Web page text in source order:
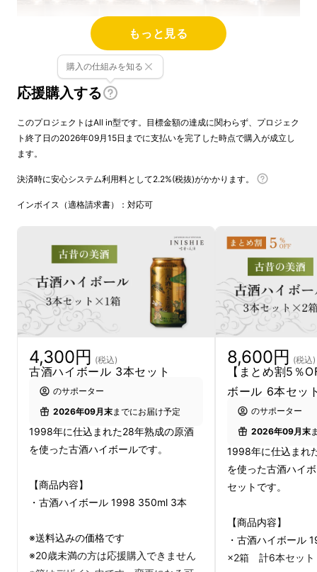
ワインに、ヴィンテージがあるように。
ウイスキーに、何十年ものがあるように。
日本酒にも、
があること を、あなたはご存じでしょうか。
その名は、古酒（こしゅ）。
鎌倉から江戸の時代まで、最も高貴な酒として
愛されながら、いつしか日本人の記憶から静か
に消えていったお酒です。
しかしいま、世界はこの酒を「KOSHU」と呼
酒」として、あらためて注目し始めています。
日本人が知らない、ニッポンの琥珀。
その扉を、28年熟成のハイボール
で開けてみ
ませんか 。
世界には、時間が価値を生むお酒があります。
もっと見る
応援購入する
購入の仕組みを知る
このプロジェクトはAll in型です。目標金額の達成に関わらず、プロジェク
ト終了日の2026年09月15日までに支払いを完了した時点で購入が成立し
ます。
決済時に安心システム利用料として2.2%(税抜)がかかります。
インボイス（適格請求書）：対応可
4,300円 (税込)
古酒ハイボール 3本セット
のサポーター
2026年09月末までにお届け予定
1998年に仕込まれた28年熟成の原酒
を使った古酒ハイボールです。
【商品内容】
・古酒ハイボール 1998 350ml 3本
※送料込みの価格です
※20歳未満の方は応援購入できません
8,600円 (税込)
【まとめ割5％
ボール 6本セッ
のサポーター
2026年09月末
1998年に仕込まれ
を使った古酒ハイ
セットです。
【商品内容】
・古酒ハイボー
×2箱 計6本セット